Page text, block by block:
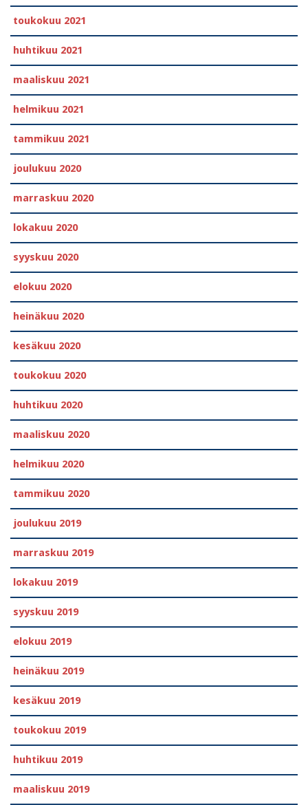
toukokuu 2021
huhtikuu 2021
maaliskuu 2021
helmikuu 2021
tammikuu 2021
joulukuu 2020
marraskuu 2020
lokakuu 2020
syyskuu 2020
elokuu 2020
heinäkuu 2020
kesäkuu 2020
toukokuu 2020
huhtikuu 2020
maaliskuu 2020
helmikuu 2020
tammikuu 2020
joulukuu 2019
marraskuu 2019
lokakuu 2019
syyskuu 2019
elokuu 2019
heinäkuu 2019
kesäkuu 2019
toukokuu 2019
huhtikuu 2019
maaliskuu 2019